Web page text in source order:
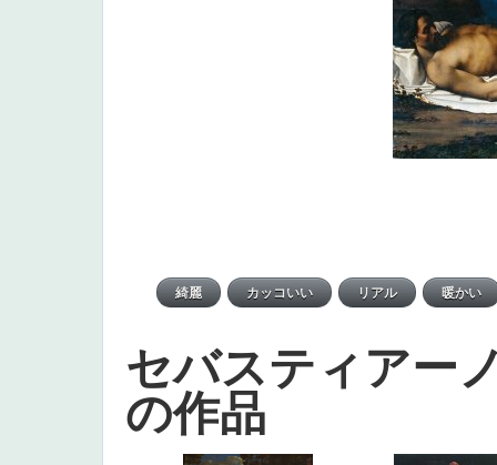
セバスティアー
の作品